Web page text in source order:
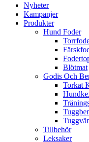
Nyheter
Kampanjer
Produkter
Hund Foder
Blötmat
Godis Och
Torkat
Tillbehör
Leksaker